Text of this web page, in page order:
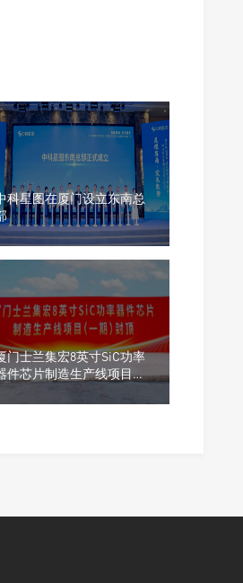
科星图在厦门设立东南总
门士兰集宏8英寸SiC功率
件芯片制造生产线项目喜